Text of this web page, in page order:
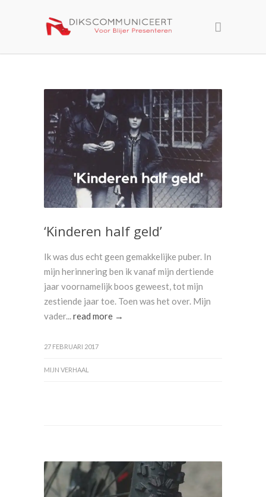
‘Kinderen half geld’
Ik was dus echt geen gemakkelijke puber. In
mijn herinnering ben ik vanaf mijn dertiende
jaar voornamelijk boos geweest, tot mijn
zestiende jaar toe. Toen was het over. Mijn
vader...read more →
27 FEBRUARI 2017
MIJN VERHAAL